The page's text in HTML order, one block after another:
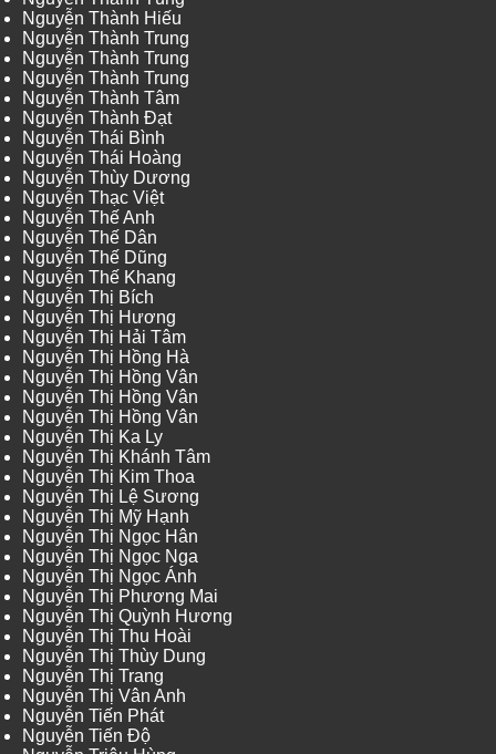
Nguyễn Thành Hiếu
Nguyễn Thành Trung
Nguyễn Thành Trung
Nguyễn Thành Trung
Nguyễn Thành Tâm
Nguyễn Thành Đạt
Nguyễn Thái Bình
Nguyễn Thái Hoàng
Nguyễn Thùy Dương
Nguyễn Thạc Việt
Nguyễn Thế Anh
Nguyễn Thế Dân
Nguyễn Thế Dũng
Nguyễn Thế Khang
Nguyễn Thị Bích
Nguyễn Thị Hương
Nguyễn Thị Hải Tâm
Nguyễn Thị Hồng Hà
Nguyễn Thị Hồng Vân
Nguyễn Thị Hồng Vân
Nguyễn Thị Hồng Vân
Nguyễn Thị Ka Ly
Nguyễn Thị Khánh Tâm
Nguyễn Thị Kim Thoa
Nguyễn Thị Lệ Sương
Nguyễn Thị Mỹ Hạnh
Nguyễn Thị Ngọc Hân
Nguyễn Thị Ngọc Nga
Nguyễn Thị Ngọc Ánh
Nguyễn Thị Phương Mai
Nguyễn Thị Quỳnh Hương
Nguyễn Thị Thu Hoài
Nguyễn Thị Thùy Dung
Nguyễn Thị Trang
Nguyễn Thị Vân Anh
Nguyễn Tiến Phát
Nguyễn Tiến Độ